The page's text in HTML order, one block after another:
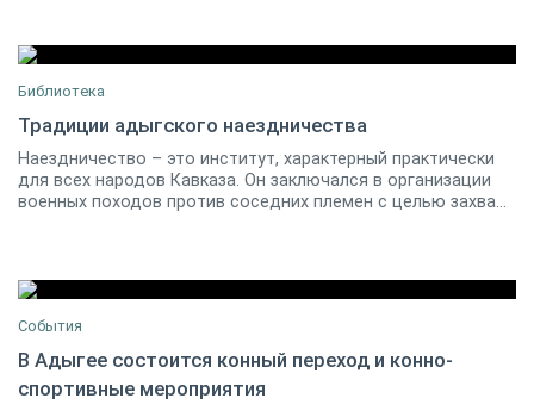
Баджэ Гучипс
Библиотека
Традиции адыгского наездничества
Наездничество – это институт, характерный практически
для всех народов Кавказа. Он заключался в организации
военных походов против соседних племен с целью захва...
29 июня 2019 10:00 / Майкоп
События
В Адыгее состоится конный переход и конно-
спортивные мероприятия